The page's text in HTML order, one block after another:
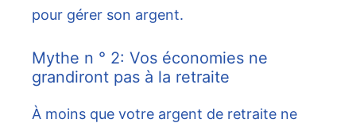
pour gérer son argent.
Mythe n ° 2: Vos économies ne
grandiront pas à la retraite
À moins que votre argent de retraite ne